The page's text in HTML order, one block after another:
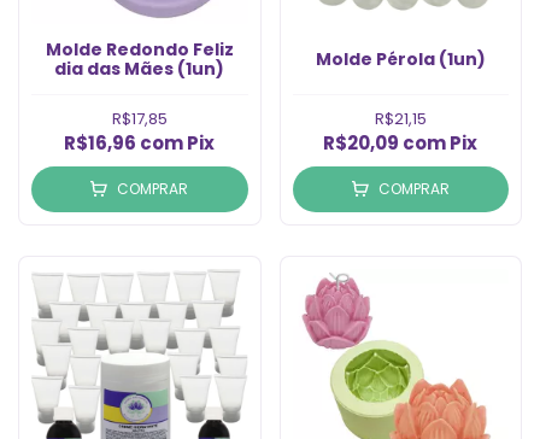
Molde Redondo Feliz
dia das Mães (1un)
R$17,85
R$16,96 comPix
COMPRAR
Molde Pérola (1un)
R$21,15
R$20,09 comPix
COMPRAR